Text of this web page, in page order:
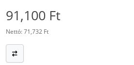
91,100 Ft
Nettó: 71,732 Ft